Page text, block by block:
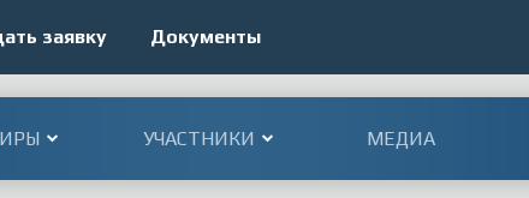
заявку Документы
УЧАСТНИКИ МЕДИА